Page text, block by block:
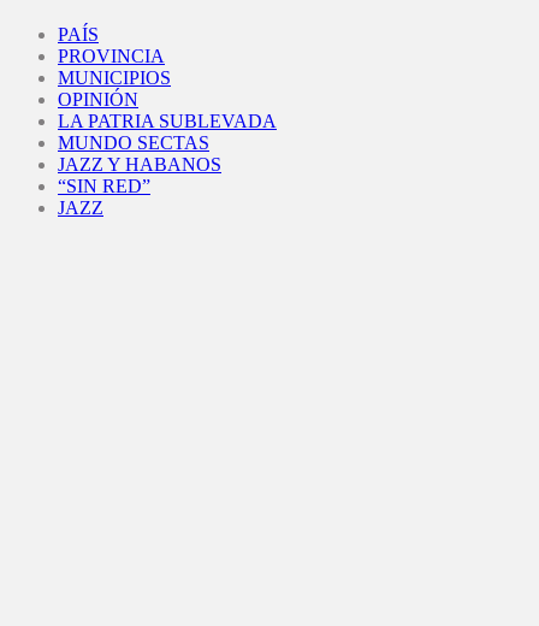
PAÍS
PROVINCIA
MUNICIPIOS
OPINIÓN
LA PATRIA SUBLEVADA
MUNDO SECTAS
JAZZ Y HABANOS
“SIN RED”
JAZZ